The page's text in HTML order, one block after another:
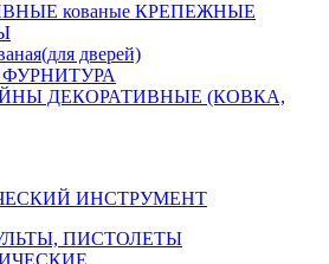
кованые КРЕПЕЖНЫЕ
дверей)
ДЕКОРАТИВНЫЕ (КОВКА,
ИНСТРУМЕНТ
ПИСТОЛЕТЫ